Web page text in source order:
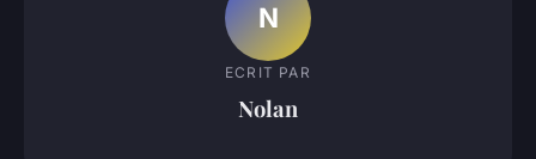
N
ECRIT PAR
Nolan